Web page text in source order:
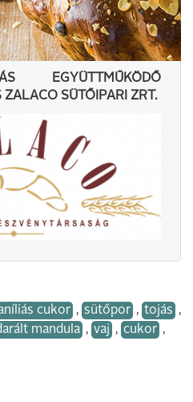
EGYÜTTMŰKÖDŐ
ZALACO SÜTŐIPARI ZRT.
cukor , sütőpor , tojás ,
mandula , vaj , cukor ,